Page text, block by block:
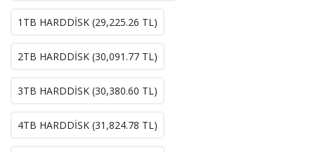
1TB HARDDİSK (29,225.26 TL)
2TB HARDDİSK (30,091.77 TL)
3TB HARDDİSK (30,380.60 TL)
4TB HARDDİSK (31,824.78 TL)